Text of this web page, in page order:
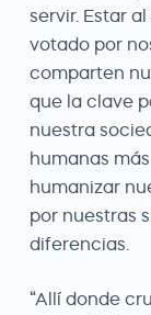
servir. Estar
votado por
comparten
que la clave
nuestra
humanas
humanizar
por nuestras
diferencias.
“Allí donde